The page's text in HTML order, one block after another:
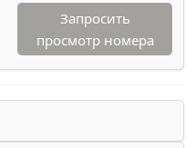
Запросить
просмотр номера